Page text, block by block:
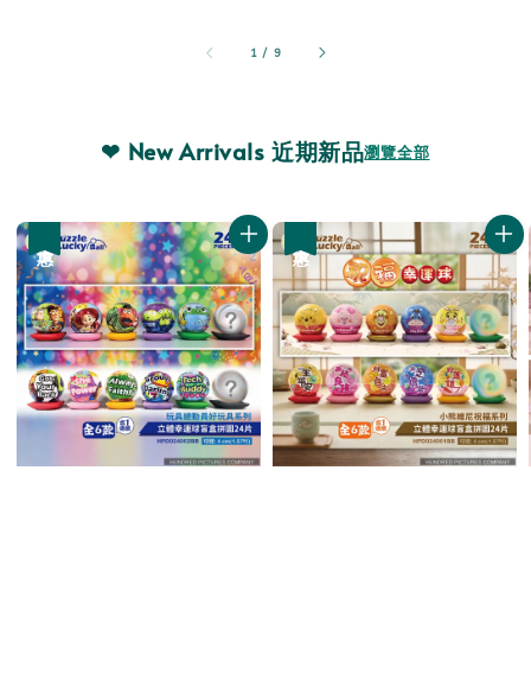
1 / 9
❤ New Arrivals 近期新品瀏覽全部